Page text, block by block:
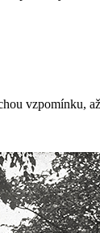
vzpomínku,